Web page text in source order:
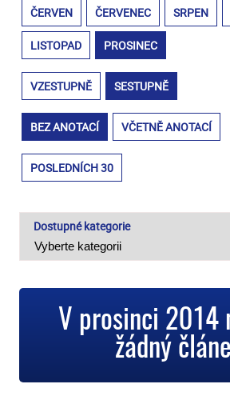
ČERVEN ČERVENEC SRPEN
LISTOPAD PROSINEC
VZESTUPNĚ SESTUPNĚ
BEZ ANOTACÍ VČETNĚ ANOTACÍ
POSLEDNÍCH 30
Dostupné kategorie
V prosinci 2014
žádný